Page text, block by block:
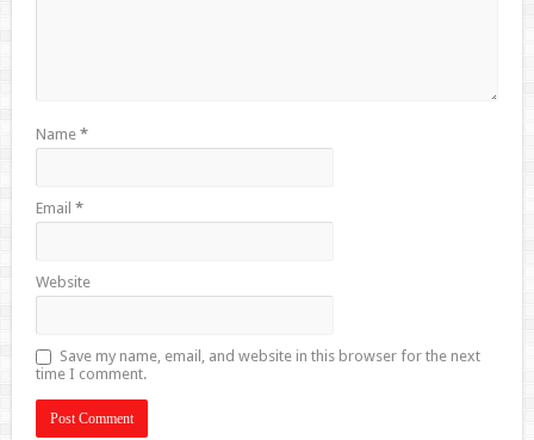
Name *
Email *
Website
Save my name, email, and website in this browser for the next
time I comment.